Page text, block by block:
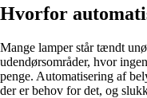
Hvorfor
Mange lamper står tændt
udendørsområder, hvor
penge. Automatisering af
der er behov for det, og